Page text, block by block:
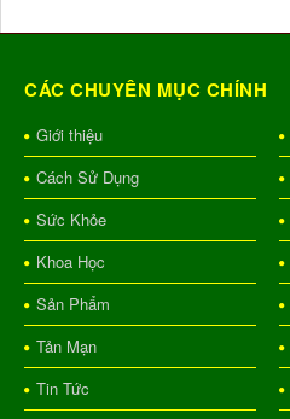
CÁC CHUYÊN MỤC CHÍNH
Giới thiệu
Cách Sử Dụng
Sức Khỏe
Khoa Học
Sản Phẩm
Tản Mạn
Tin Tức